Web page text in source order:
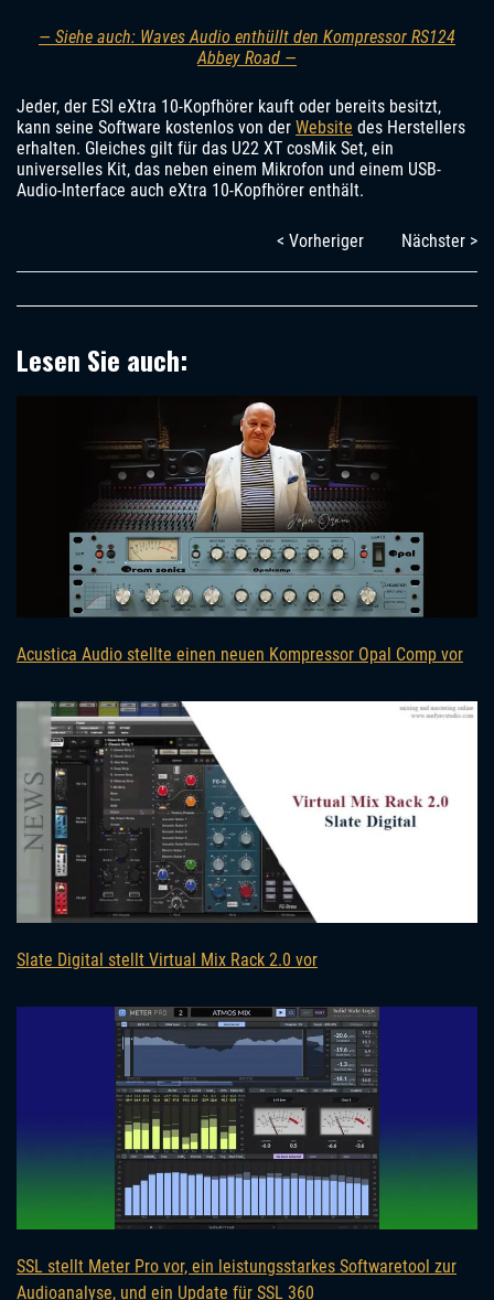
— Siehe auch: Waves Audio enthüllt den Kompressor RS124
Abbey Road —
Jeder, der ESI eXtra 10-Kopfhörer kauft oder bereits besitzt,
kann seine Software kostenlos von der Website des Herstellers
erhalten. Gleiches gilt für das U22 XT cosMik Set, ein
universelles Kit, das neben einem Mikrofon und einem USB-
Audio-Interface auch eXtra 10-Kopfhörer enthält.
< Vorheriger Nächster >
Lesen Sie auch:
Acustica Audio stellte einen neuen Kompressor Opal Comp vor
Slate Digital stellt Virtual Mix Rack 2.0 vor
SSL stellt Meter Pro vor, ein leistungsstarkes Softwaretool zur
Audioanalyse, und ein Update für SSL 360